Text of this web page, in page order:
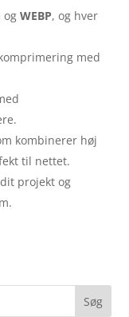
ogWEBP, og hver
med
kombinerer høj
til nettet.
projekt og